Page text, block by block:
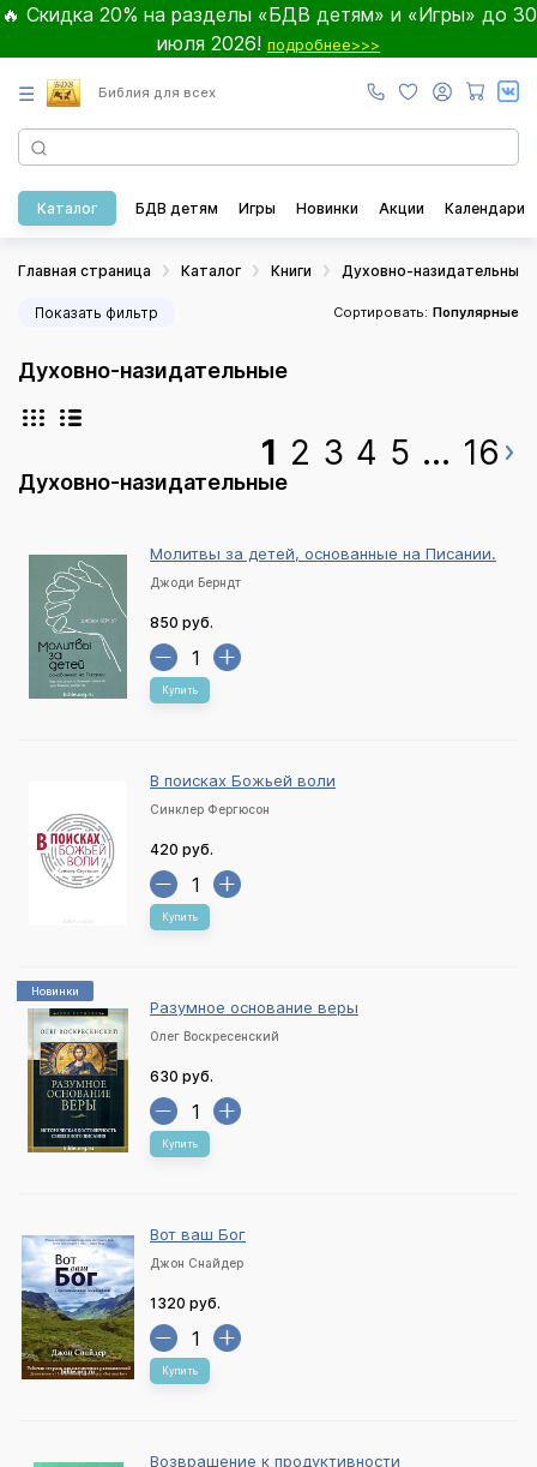
🔥 Скидка 20% на разделы «БДВ детям» и «Игры» до 30
июля 2026! подробнее>>>
☰ Библия для всех
Каталог БДВ детям Игры Новинки Акции Календари
Главная страница Каталог Книги Духовно-назидательные
Показать фильтр Сортировать: Популярные
Духовно-назидательные
1 2 3 4 5 ... 16
Духовно-назидательные
Молитвы за детей, основанные на Писании.
Джоди Берндт
850 руб.
Купить
В поисках Божьей воли
Синклер Фергюсон
420 руб.
Купить
Новинки
Разумное основание веры
Олег Воскресенский
630 руб.
Купить
Вот ваш Бог
Джон Снайдер
1320 руб.
Купить
Возвращение к продуктивности